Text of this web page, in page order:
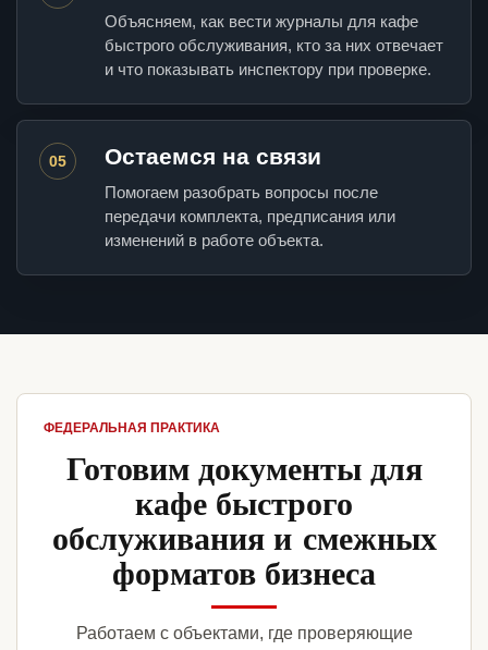
Объясняем, как вести журналы для кафе
быстрого обслуживания, кто за них отвечает
и что показывать инспектору при проверке.
05 Остаемся на связи
Помогаем разобрать вопросы после
передачи комплекта, предписания или
изменений в работе объекта.
ФЕДЕРАЛЬНАЯ ПРАКТИКА
Готовим документы для
кафе быстрого
обслуживания и смежных
форматов бизнеса
Работаем с объектами, где проверяющие